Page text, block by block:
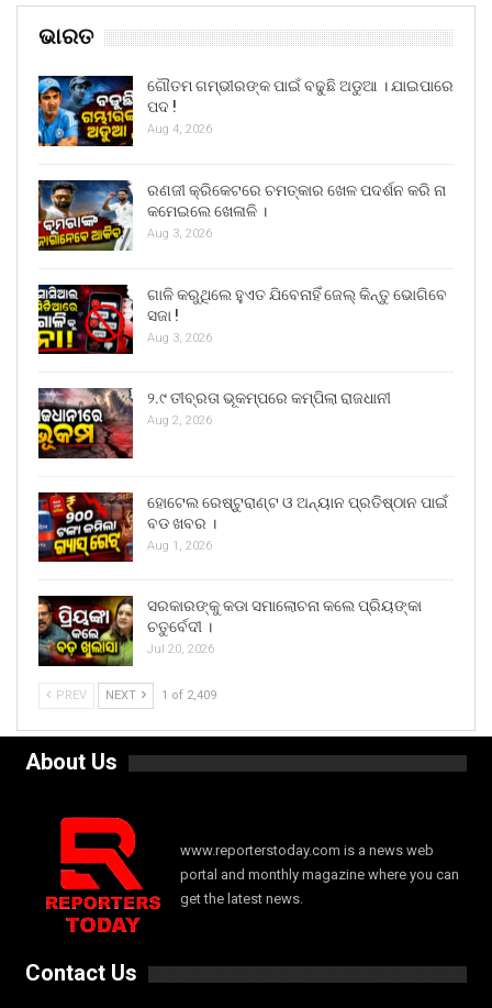
ଭାରତ
ଗୌତମ ଗମ୍ଭୀରଙ୍କ ପାଇଁ ବଢୁଛି ଅଡୁଆ । ଯାଇପାରେ
ପଦ !
Aug 4, 2026
ରଣଜୀ କ୍ରିକେଟରେ ଚମତ୍କାର ଖେଳ ପଦର୍ଶନ କରି ନା
କମେଇଲେ ଖେଳାଳି ।
Aug 3, 2026
ଗାଳି କରୁଥିଲେ ହୁଏତ ଯିବେନାହିଁ ଜେଲ୍ କିନ୍ତୁ ଭୋଗିବେ
ସଜା !
Aug 3, 2026
୨.୯ ତୀବ୍ରତା ଭୂକମ୍ପରେ କମ୍ପିଲା ରାଜଧାନୀ
Aug 2, 2026
ହୋଟେଲ ରେଷ୍ଟୁରାଣ୍ଟ ଓ ଅନ୍ୟାନ ପ୍ରତିଷ୍ଠାନ ପାଇଁ
ବଡ ଖବର ।
Aug 1, 2026
ସରକାରଙ୍କୁ କଡା ସମାଲୋଚନା କଲେ ପ୍ରିୟଙ୍କା
ଚତୁର୍ବେଦୀ ।
Jul 20, 2026
PREV NEXT 1 of 2,409
About Us
www.reporterstoday.com is a news web
portal and monthly magazine where you can
get the latest news.
Contact Us